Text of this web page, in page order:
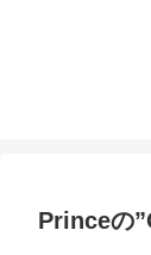
Princeの